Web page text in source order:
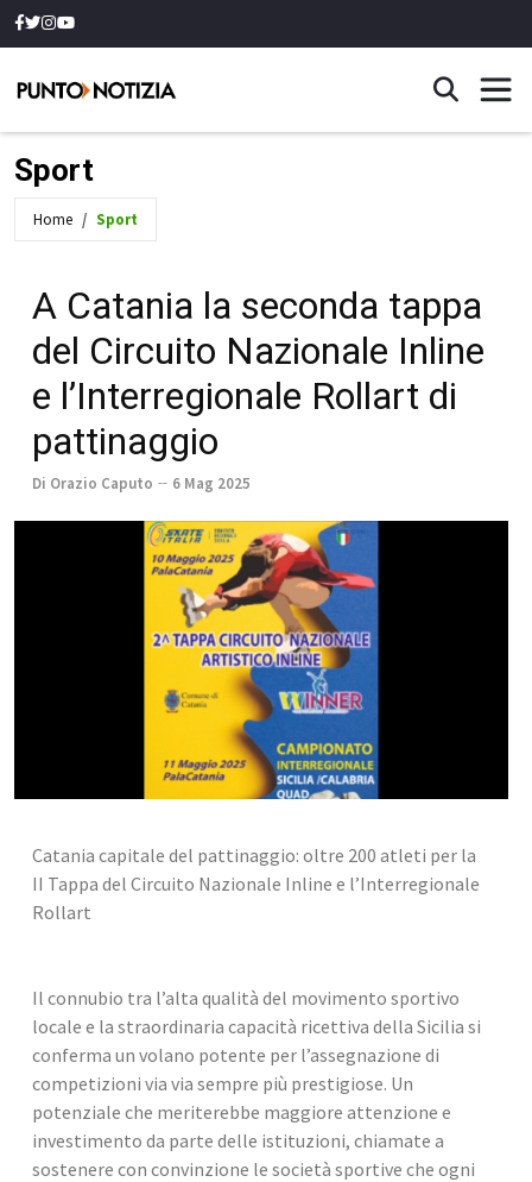
Sport
Home Sport
A Catania la seconda tappa
del Circuito Nazionale Inline
e l’Interregionale Rollart di
pattinaggio
Di Orazio Caputo 6 Mag 2025
Catania capitale del pattinaggio: oltre 200 atleti per la
II Tappa del Circuito Nazionale Inline e l’Interregionale
Rollart
Il connubio tra l’alta qualità del movimento sportivo
locale e la straordinaria capacità ricettiva della Sicilia si
conferma un volano potente per l’assegnazione di
competizioni via via sempre più prestigiose. Un
potenziale che meriterebbe maggiore attenzione e
investimento da parte delle istituzioni, chiamate a
sostenere con convinzione le società sportive che ogni